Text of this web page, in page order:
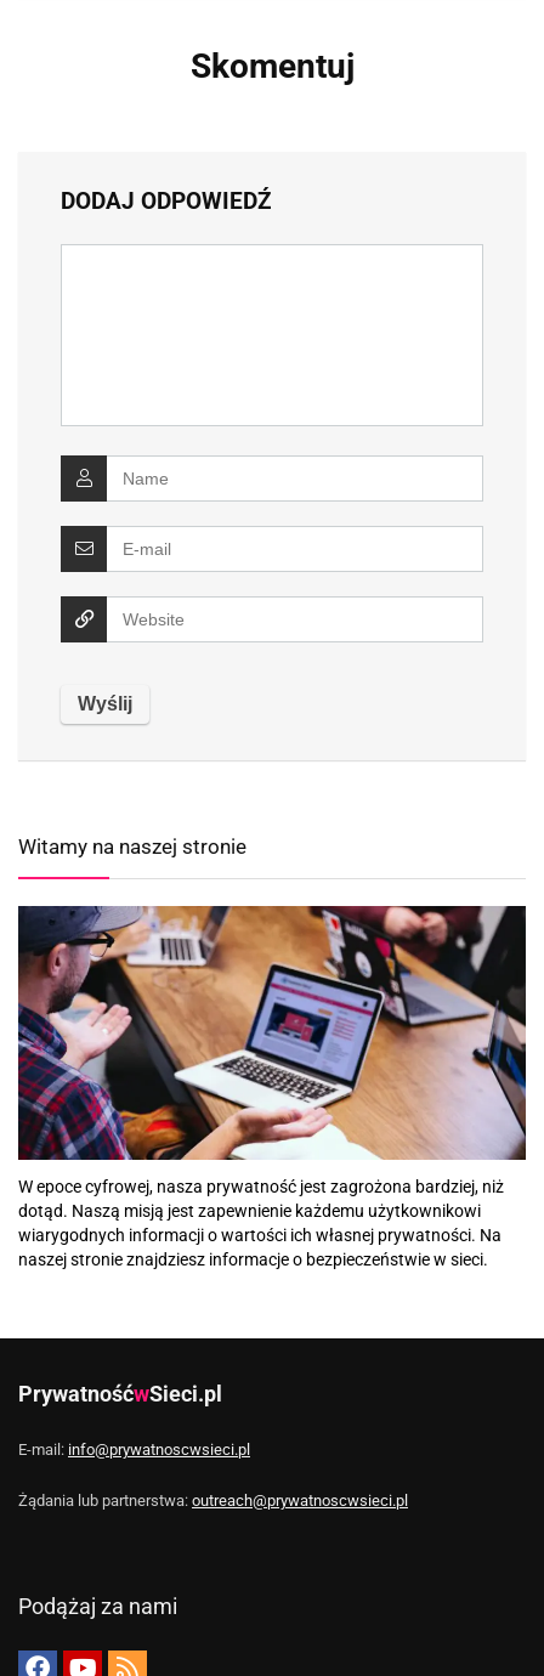
Skomentuj
DODAJ ODPOWIEDŹ
Witamy na naszej stronie
W epoce cyfrowej, nasza prywatność jest zagrożona bardziej, niż
dotąd. Naszą misją jest zapewnienie każdemu użytkownikowi
wiarygodnych informacji o wartości ich własnej prywatności. Na
naszej stronie znajdziesz informacje o bezpieczeństwie w sieci.
PrywatnośćwSieci.pl
E-mail: info@prywatnoscwsieci.pl
Żądania lub partnerstwa: outreach@prywatnoscwsieci.pl
Podążaj za nami